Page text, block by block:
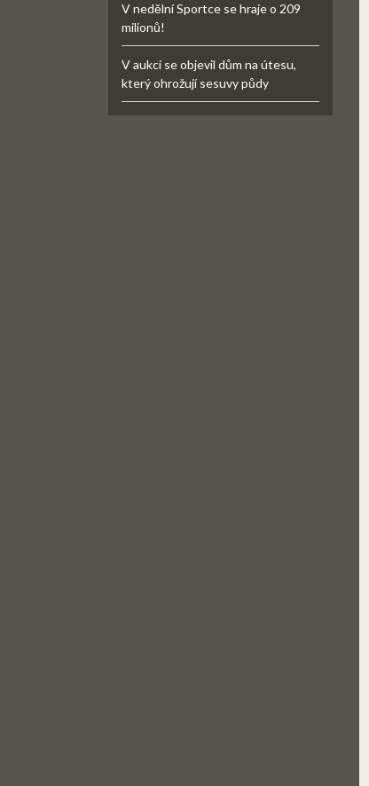
V nedělní Sportce se hraje o 209
milionů!
V aukci se objevil dům na útesu,
který ohrožují sesuvy půdy